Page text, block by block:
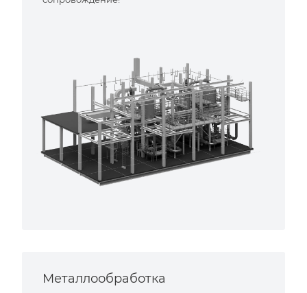
Металлообработка